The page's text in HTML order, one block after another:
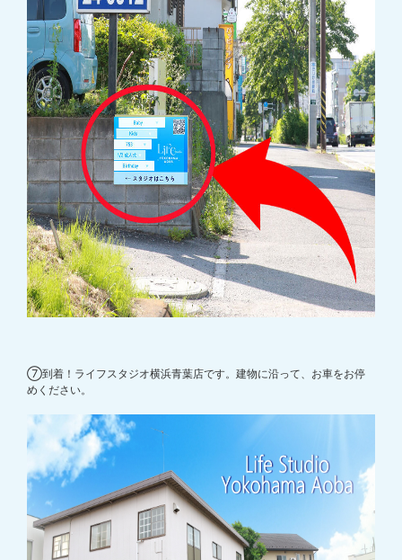
⑦到着！ライフスタジオ横浜青葉店です。建物に沿って、お車をお停
めください。